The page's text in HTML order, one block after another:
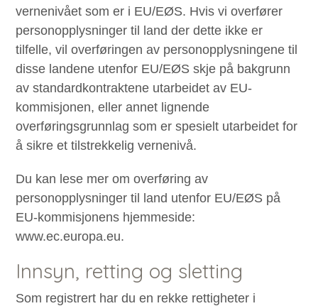
vernenivået som er i EU/EØS. Hvis vi overfører
personopplysninger til land der dette ikke er
tilfelle, vil overføringen av personopplysningene til
disse landene utenfor EU/EØS skje på bakgrunn
av standardkontraktene utarbeidet av EU-
kommisjonen, eller annet lignende
overføringsgrunnlag som er spesielt utarbeidet for
å sikre et tilstrekkelig vernenivå.
Du kan lese mer om overføring av
personopplysninger til land utenfor EU/EØS på
EU-kommisjonens hjemmeside:
www.ec.europa.eu.
Innsyn, retting og sletting
Som registrert har du en rekke rettigheter i